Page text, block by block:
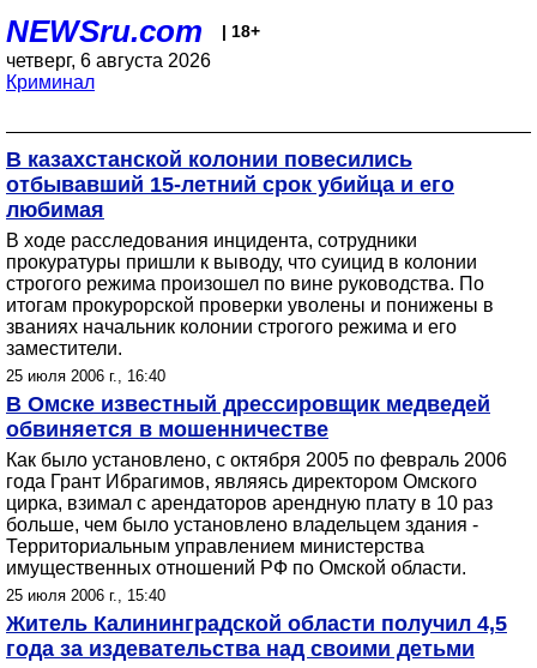
NEWSru.com | 18+
четверг, 6 августа 2026
Криминал
В казахстанской колонии повесились
отбывавший 15-летний срок убийца и его
любимая
В ходе расследования инцидента, сотрудники
прокуратуры пришли к выводу, что суицид в колонии
строгого режима произошел по вине руководства. По
итогам прокурорской проверки уволены и понижены в
званиях начальник колонии строгого режима и его
заместители.
25 июля 2006 г., 16:40
В Омске известный дрессировщик медведей
обвиняется в мошенничестве
Как было установлено, с октября 2005 по февраль 2006
года Грант Ибрагимов, являясь директором Омского
цирка, взимал с арендаторов арендную плату в 10 раз
больше, чем было установлено владельцем здания -
Территориальным управлением министерства
имущественных отношений РФ по Омской области.
25 июля 2006 г., 15:40
Житель Калининградской области получил 4,5
года за издевательства над своими детьми